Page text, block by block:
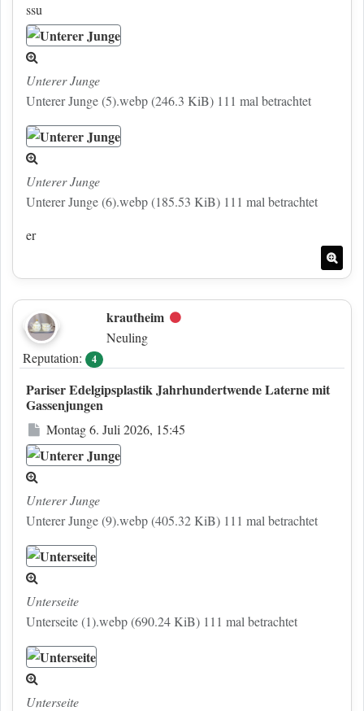
ssu
Unterer Junge
Unterer Junge (5).webp (246.3 KiB) 111 mal betrachtet
Unterer Junge
Unterer Junge (6).webp (185.53 KiB) 111 mal betrachtet
er
krautheim Offline
Neuling
Reputation:
4
Pariser Edelgipsplastik Jahrhundertwende Laterne mit
Gassenjungen
Beitrag
Montag 6. Juli 2026, 15:45
Unterer Junge
Unterer Junge (9).webp (405.32 KiB) 111 mal betrachtet
Unterseite
Unterseite (1).webp (690.24 KiB) 111 mal betrachtet
Unterseite